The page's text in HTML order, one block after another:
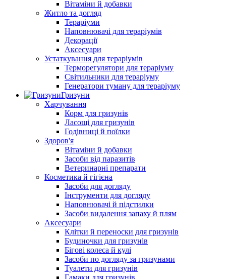
Вітаміни й добавки
Житло та догляд
Тераріуми
Наповнювачі для тераріумів
Декорації
Аксесуари
Устаткування для тераріумів
Терморегулятори для тераріуму
Світильники для тераріуму
Генератори туману для тераріуму
Гризуни
Харчування
Корм для гризунів
Ласощі для гризунів
Годівниці й поїлки
Здоров'я
Вітаміни й добавки
Засоби від паразитів
Ветеринарні препарати
Косметика й гігієна
Засоби для догляду
Інструменти для догляду
Наповнювачі й підстилки
Засоби видалення запаху й плям
Аксесуари
Клітки й переноски для гризунів
Будиночки для гризунів
Бігові колеса й кулі
Засоби по догляду за гризунами
Туалети для гризунів